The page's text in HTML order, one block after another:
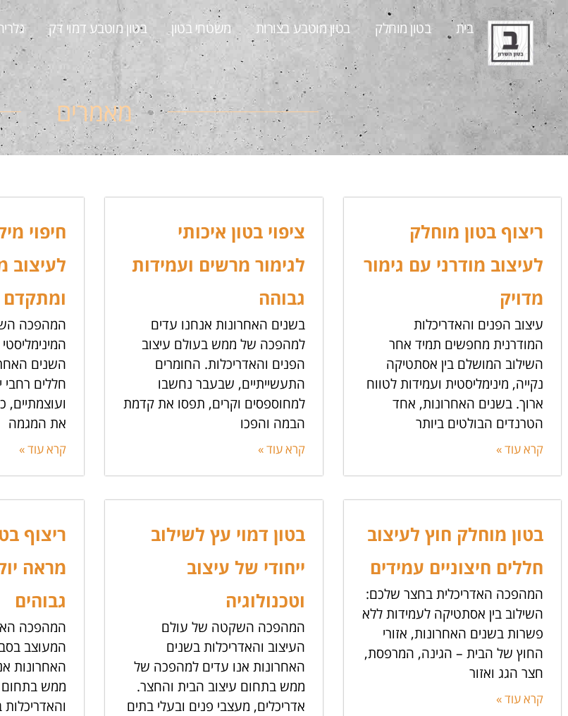
בית בטון מוחלק בטון מוטבע בצורות​ משטחי בטון בטון מוטבע דמוי דק
מאמרים
ריצוף בטון מוחלק
לעיצוב מודרני עם גימור
מדויק
עיצוב הפנים והאדריכלות
המודרנית מחפשים תמיד אחר
השילוב המושלם בין אסתטיקה
נקייה, מינימליסטית ועמידות לטווח
ארוך. בשנים האחרונות, אחד
הטרנדים הבולטים ביותר
קרא עוד »
ציפוי בטון איכותי
לגימור מרשים ועמידות
גבוהה
בשנים האחרונות אנחנו עדים
למהפכה של ממש בעולם עיצוב
הפנים והאדריכלות. החומרים
התעשייתיים, שבעבר נחשבו
למחוספסים וקרים, תפסו את קדמת
הבמה והפכו
קרא עוד »
חיפוי
לעיצוב
ומתקדם
המהפכה
השנים
חללים רחבי
ועוצמתיים,
את המגמה
קרא עוד »
בטון מוחלק חוץ לעיצוב
חללים חיצוניים עמידים
המהפכה האדריכלית בחצר שלכם:
השילוב בין אסתטיקה לעמידות ללא
פשרות בשנים האחרונות, אזורי
החוץ של הבית – הגינה, המרפסת,
חצר הגג ואזור
קרא עוד »
בטון דמוי עץ לשילוב
ייחודי של עיצוב
וטכנולוגיה
המהפכה השקטה של עולם
העיצוב והאדריכלות בשנים
האחרונות אנו עדים למהפכה של
ממש בתחום עיצוב הבית והחצר.
אדריכלים, מעצבי פנים ובעלי בתים
ריצוף
מראה
גבוהים
המהפכה
המעוצב
האחרונות
ממש בתחום